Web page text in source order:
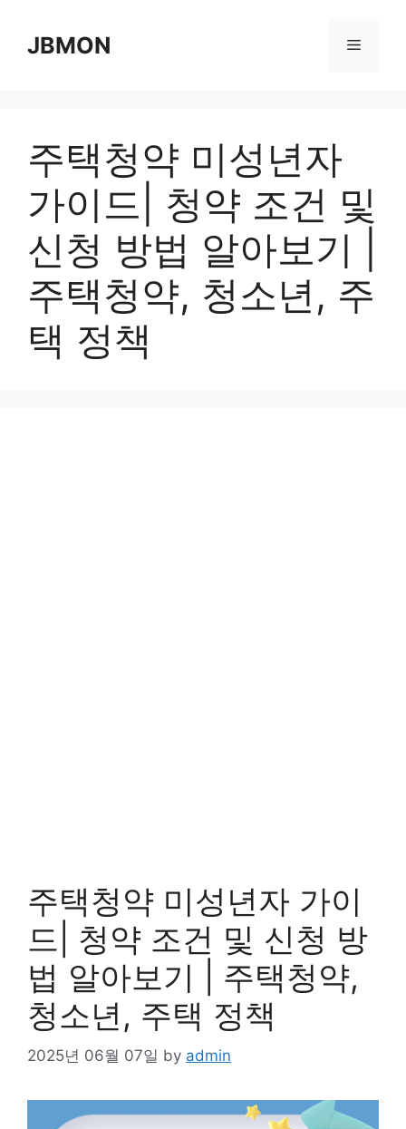
contentJBMON Menu
주택청약 미성년자
가이드| 청약 조건 및
신청 방법 알아보기 |
주택청약, 청소년, 주
택 정책
주택청약 미성년자 가이
드| 청약 조건 및 신청 방
법 알아보기 | 주택청약,
청소년, 주택 정책
2025년 06월 07일 by admin